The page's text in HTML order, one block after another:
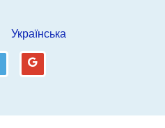
Українська
gp